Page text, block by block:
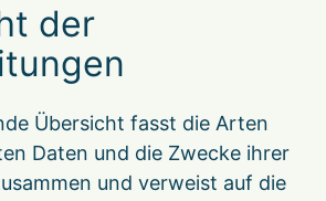
der
Übersicht fasst die Arten
Daten und die Zwecke ihrer
und verweist auf die